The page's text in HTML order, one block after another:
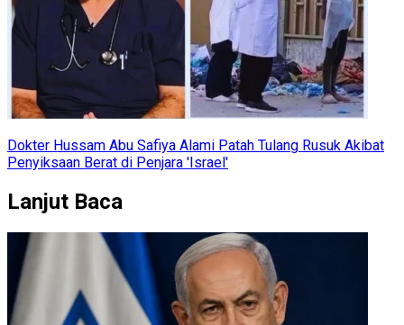
Dokter Hussam Abu Safiya Alami Patah Tulang Rusuk Akibat
Penyiksaan Berat di Penjara 'Israel'
Lanjut Baca